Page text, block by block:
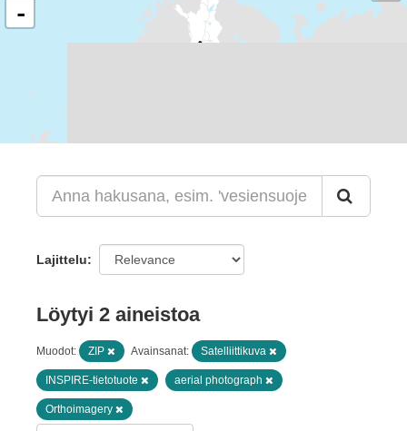
-
Lajittelu
Löytyi 2 aineistoa
Muodot: ZIP Avainsanat: Satelliittikuva
INSPIRE-tietotuote aerial photograph
Orthoimagery